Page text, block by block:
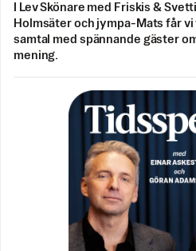
I Lev Skönare med Friskis &
Holmsäter och jympa-Mats får
samtal med spännande gäster
mening.